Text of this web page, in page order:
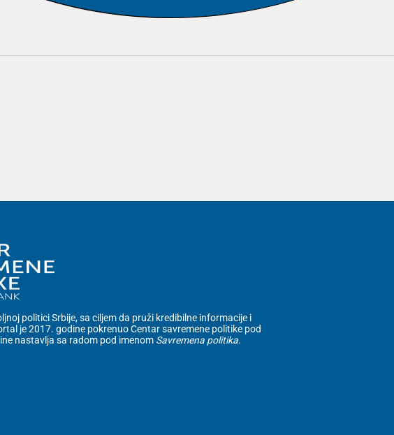
politici Srbije, sa ciljem da pruži kredibilne informacije i
je 2017. godine pokrenuo Centar savremene politike pod
nastavlja sa radom pod imenom Savremena politika.